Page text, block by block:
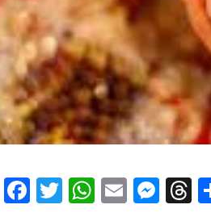
Facebook
Twitter
WhatsApp
Email